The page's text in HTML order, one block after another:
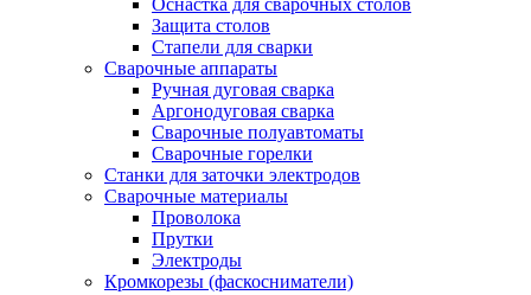
Оснастка для сварочных столов
Защита столов
Стапели для сварки
Сварочные аппараты
Ручная дуговая сварка
Аргонодуговая сварка
Сварочные полуавтоматы
Сварочные горелки
Станки для заточки электродов
Сварочные материалы
Проволока
Прутки
Электроды
Кромкорезы (фаскосниматели)